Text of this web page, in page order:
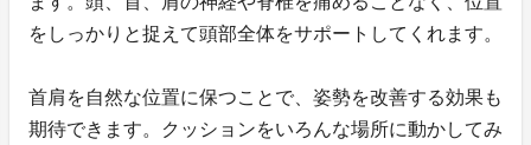
をしっかりと捉えて頭部全体をサポートしてくれます。
首肩を自然な位置に保つことで、姿勢を改善する効果も
期待できます。クッションをいろんな場所に動かしてみ